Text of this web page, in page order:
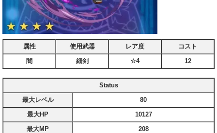
属性 使用武器 レア度
コスト
闇
細剣 ☆4 12
Status
最大レベル
80
最大HP
10127
最大MP
208